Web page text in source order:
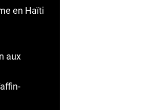
en Haïti
aux